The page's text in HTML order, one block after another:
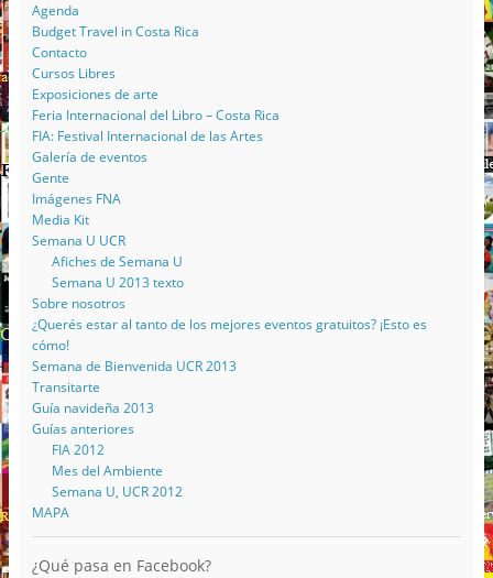
Agenda
Budget Travel in Costa Rica
Contacto
Cursos Libres
Exposiciones de arte
Feria Internacional del Libro – Costa Rica
FIA: Festival Internacional de las Artes
Galería de eventos
Gente
Imágenes FNA
Media Kit
Semana U UCR
Afiches de Semana U
Semana U 2013 texto
Sobre nosotros
¿Querés estar al tanto de los mejores eventos gratuitos? ¡Esto es
cómo!
Semana de Bienvenida UCR 2013
Transitarte
Guía navideña 2013
Guías anteriores
FIA 2012
Mes del Ambiente
Semana U, UCR 2012
MAPA
¿Qué pasa en Facebook?